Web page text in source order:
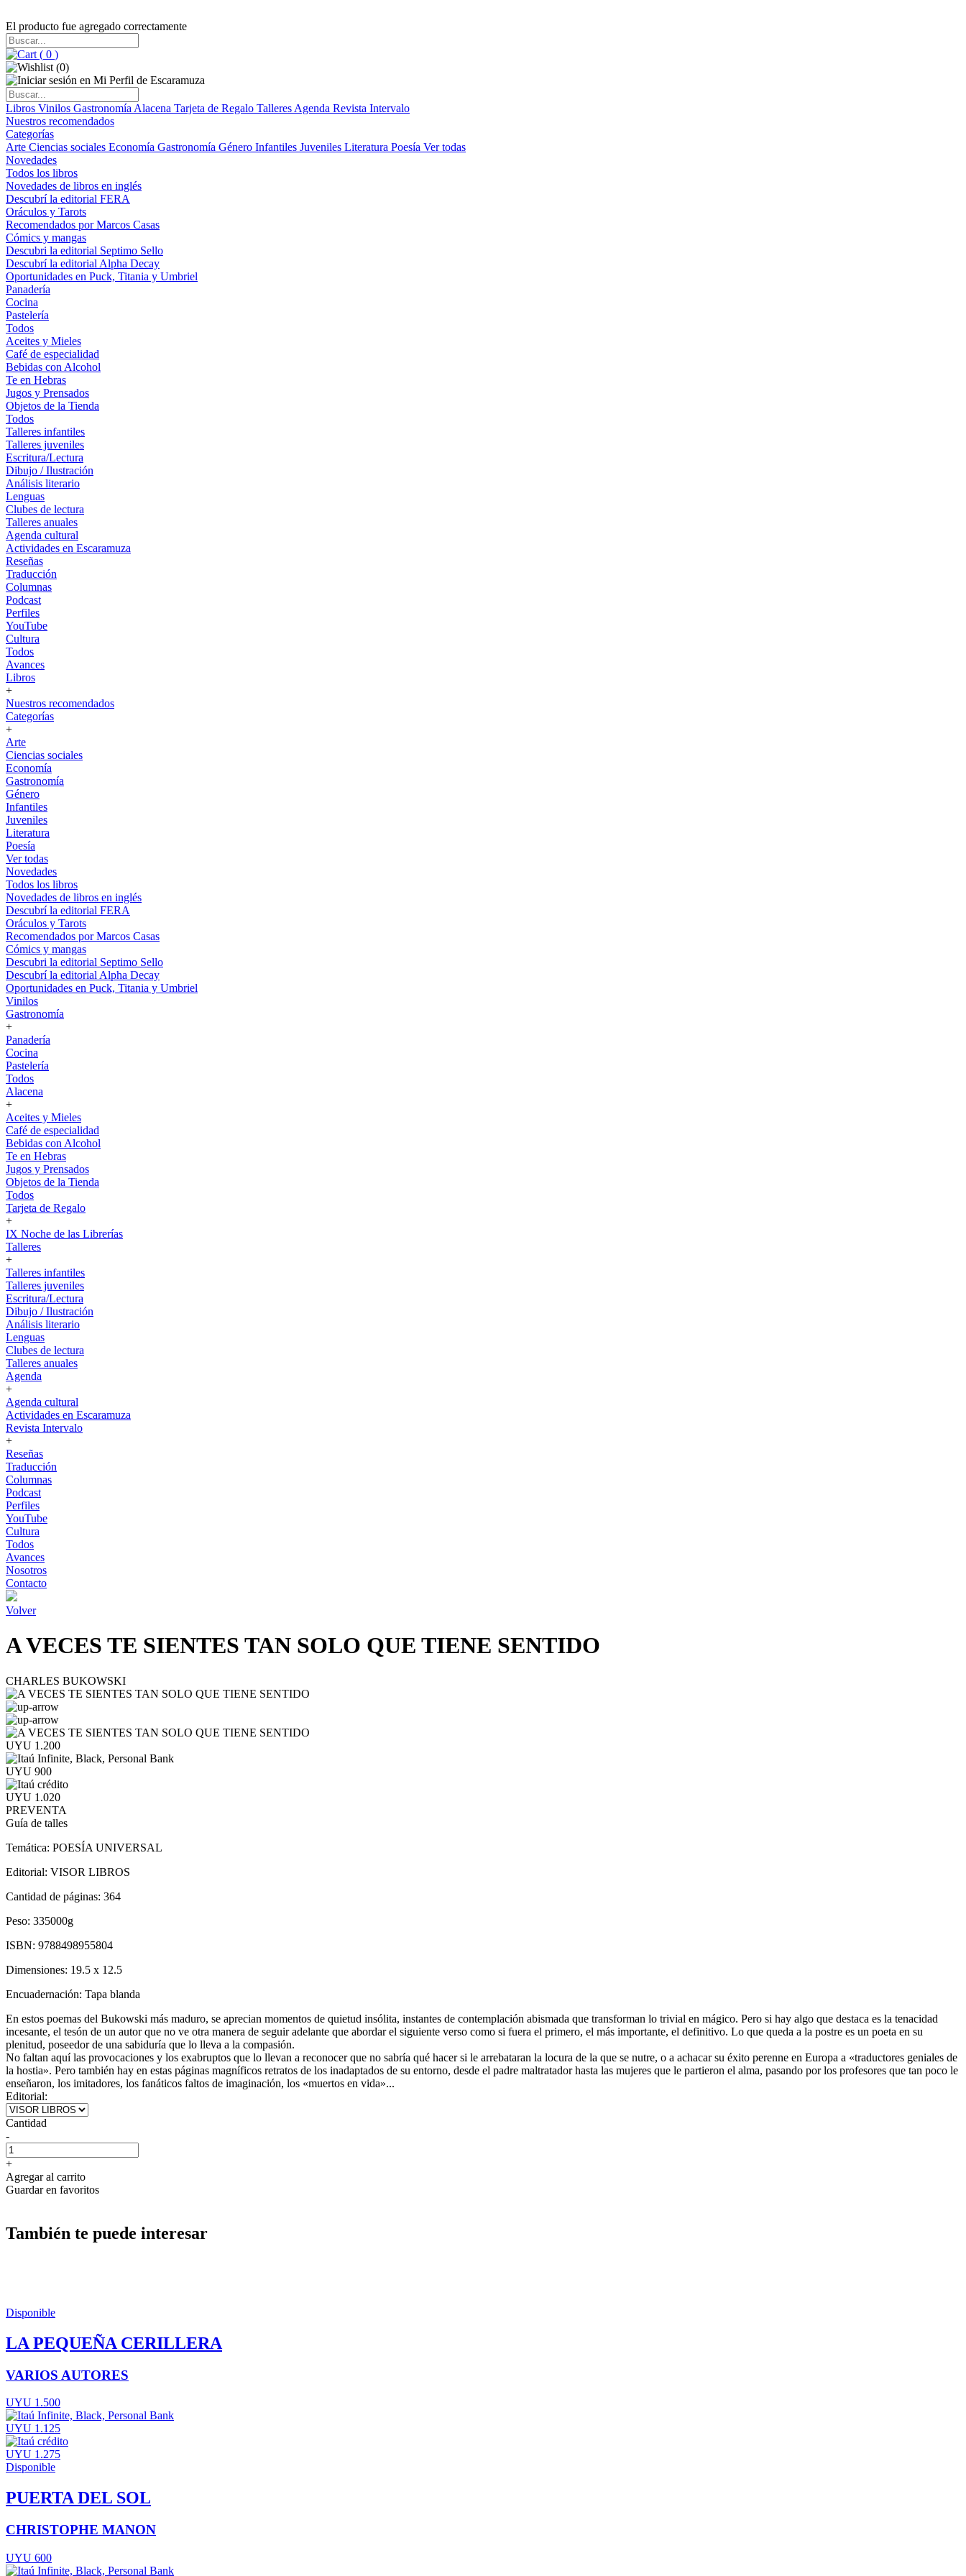
El producto fue agregado correctamente
( 0 )
(0)
Libros Vinilos Gastronomía Alacena Tarjeta de Regalo Talleres Agenda Revista Intervalo
Nuestros recomendados
Categorías
Arte Ciencias sociales Economía Gastronomía Género Infantiles Juveniles Literatura Poesía Ver todas
Novedades
Todos los libros
Novedades de libros en inglés
Descubrí la editorial FERA
Oráculos y Tarots
Recomendados por Marcos Casas
Cómics y mangas
Descubri la editorial Septimo Sello
Descubrí la editorial Alpha Decay
Oportunidades en Puck, Titania y Umbriel
Panadería
Cocina
Pastelería
Todos
Aceites y Mieles
Café de especialidad
Bebidas con Alcohol
Te en Hebras
Jugos y Prensados
Objetos de la Tienda
Todos
Talleres infantiles
Talleres juveniles
Escritura/Lectura
Dibujo / Ilustración
Análisis literario
Lenguas
Clubes de lectura
Talleres anuales
Agenda cultural
Actividades en Escaramuza
Reseñas
Traducción
Columnas
Podcast
Perfiles
YouTube
Cultura
Todos
Avances
Libros
+
Nuestros recomendados
Categorías
+
Arte
Ciencias sociales
Economía
Gastronomía
Género
Infantiles
Juveniles
Literatura
Poesía
Ver todas
Novedades
Todos los libros
Novedades de libros en inglés
Descubrí la editorial FERA
Oráculos y Tarots
Recomendados por Marcos Casas
Cómics y mangas
Descubri la editorial Septimo Sello
Descubrí la editorial Alpha Decay
Oportunidades en Puck, Titania y Umbriel
Vinilos
Gastronomía
+
Panadería
Cocina
Pastelería
Todos
Alacena
+
Aceites y Mieles
Café de especialidad
Bebidas con Alcohol
Te en Hebras
Jugos y Prensados
Objetos de la Tienda
Todos
Tarjeta de Regalo
+
IX Noche de las Librerías
Talleres
+
Talleres infantiles
Talleres juveniles
Escritura/Lectura
Dibujo / Ilustración
Análisis literario
Lenguas
Clubes de lectura
Talleres anuales
Agenda
+
Agenda cultural
Actividades en Escaramuza
Revista Intervalo
+
Reseñas
Traducción
Columnas
Podcast
Perfiles
YouTube
Cultura
Todos
Avances
Nosotros
Contacto
Volver
A VECES TE SIENTES TAN SOLO QUE TIENE SENTIDO
CHARLES BUKOWSKI
UYU 1.200
UYU 900
UYU 1.020
PREVENTA
Guía de talles
Temática: POESÍA UNIVERSAL
Editorial: VISOR LIBROS
Cantidad de páginas: 364
Peso: 335000g
ISBN: 9788498955804
Dimensiones: 19.5 x 12.5
Encuadernación: Tapa blanda
En estos poemas del Bukowski más maduro, se aprecian momentos de quietud insólita, instantes de contemplación abismada que transforman lo trivial en mágico. Pero si hay algo que destaca es la tenacidad
incesante, el tesón de un autor que no ve otra manera de seguir adelante que abordar el siguiente verso como si fuera el primero, el más importante, el definitivo. Lo que queda a la postre es un poeta en su
plenitud, poseedor de una sabiduría que lo lleva a la compasión.
No faltan aquí las provocaciones y los exabruptos que lo llevan a reconocer que no sabría qué hacer si le arrebataran la locura de la que se nutre, o a achacar su éxito perenne en Europa a «traductores geniales de
la hostia». Pero también hay en estas páginas magníficos retratos de los inadaptados de su entorno, desde el padre maltratador hasta las mujeres que le partieron el alma, pasando por los profesores que tan poco le
enseñaron, los imitadores, los fanáticos faltos de imaginación, los «muertos en vida»...
Editorial:
Cantidad
-
+
Agregar al carrito
Guardar en favoritos
También te puede interesar
Disponible
LA PEQUEÑA CERILLERA
VARIOS AUTORES
UYU 1.500
UYU 1.125
UYU 1.275
Disponible
PUERTA DEL SOL
CHRISTOPHE MANON
UYU 600